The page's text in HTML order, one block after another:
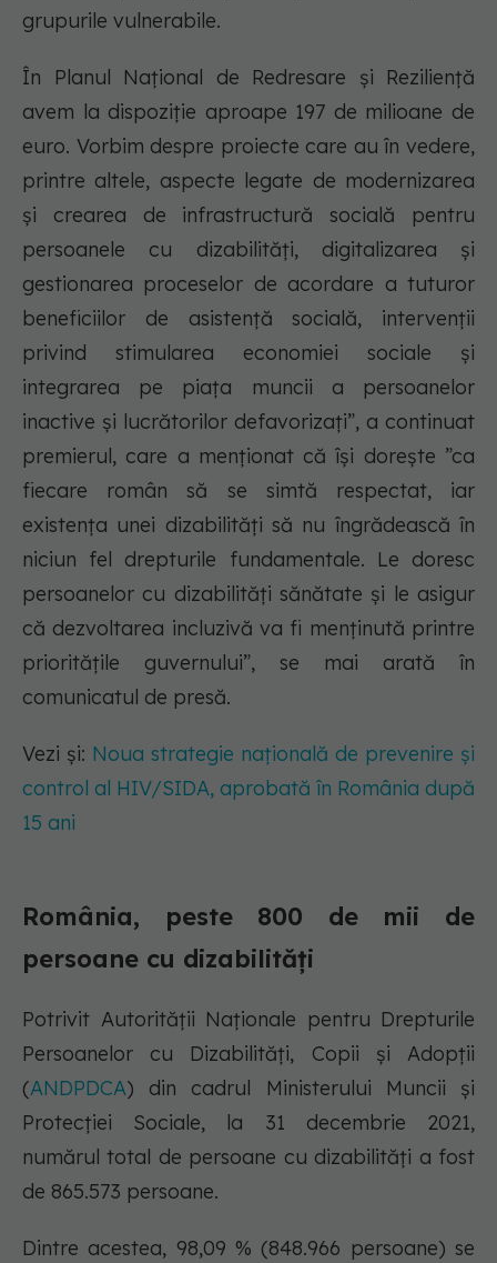
grupurile vulnerabile.
În Planul Național de Redresare și Reziliență
avem la dispoziție aproape 197 de milioane de
euro. Vorbim despre proiecte care au în vedere,
printre altele, aspecte legate de modernizarea
și crearea de infrastructură socială pentru
persoanele cu dizabilități, digitalizarea și
gestionarea proceselor de acordare a tuturor
beneficiilor de asistență socială, intervenții
privind stimularea economiei sociale și
integrarea pe piața muncii a persoanelor
inactive și lucrătorilor defavorizați”, a continuat
premierul, care a menționat că își dorește ”ca
fiecare român să se simtă respectat, iar
existența unei dizabilități să nu îngrădească în
niciun fel drepturile fundamentale. Le doresc
persoanelor cu dizabilități sănătate și le asigur
că dezvoltarea incluzivă va fi menținută printre
prioritățile guvernului”, se mai arată în
comunicatul de presă.
Vezi și: Noua strategie națională de prevenire și
control al HIV/SIDA, aprobată în România după
15 ani
România, peste 800 de mii de
persoane cu dizabilități
Potrivit Autorității Naţionale pentru Drepturile
Persoanelor cu Dizabilităţi, Copii și Adopții
(ANDPDCA) din cadrul Ministerului Muncii şi
Protecției Sociale, la 31 decembrie 2021,
numărul total de persoane cu dizabilităţi a fost
de 865.573 persoane.
Dintre acestea, 98,09 % (848.966 persoane) se